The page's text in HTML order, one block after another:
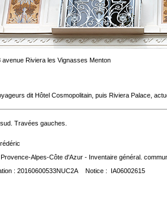
avenue Riviera les Vignasses Menton
dit Hôtel Cosmopolitain, puis Riviera Palace,
Travées gauches.
Alpes-Côte d'Azur - Inventaire général.
: 20160600533NUC2A Notice : IA06002615